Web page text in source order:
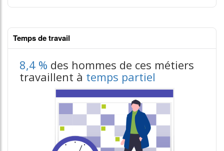
Temps de travail
8,4 % des hommes de ces métiers
travaillent à temps partiel